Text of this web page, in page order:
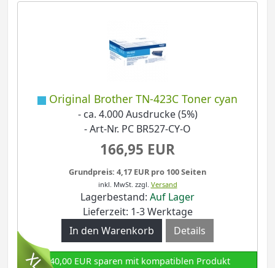
Original Brother TN-423C Toner cyan
- ca. 4.000 Ausdrucke (5%)
- Art-Nr. PC BR527-CY-O
166,95 EUR
Grundpreis: 4,17 EUR pro 100 Seiten
inkl. MwSt. zzgl. Versand
Lagerbestand: Auf Lager
Lieferzeit: 1-3 Werktage
Details
140,00 EUR sparen mit kompatiblen Produkt